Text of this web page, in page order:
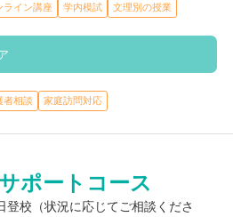
進捗管理 進路メンター
指定校推薦枠
ライン講座 学内模試
学塾MUGENであるため進学に強い学
50.9％）と高い数値を誇っていま
、学習コンテンツの標準装備に加
グ（計画と振り返り）、志望理由書
ライン講座 学内模試 文理別の授業
者相談 家庭訪問対応
ポートコース
登校（状況に応じてご相談くださ